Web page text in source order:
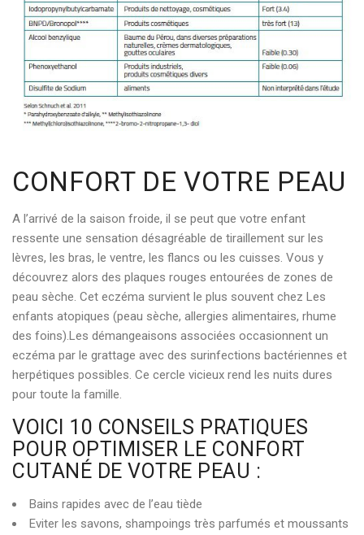
CONFORT DE VOTRE PEAU
A l’arrivé de la saison froide, il se peut que votre enfant
ressente une sensation désagréable de tiraillement sur les
lèvres, les bras, le ventre, les flancs ou les cuisses. Vous y
découvrez alors des plaques rouges entourées de zones de
peau sèche. Cet eczéma survient le plus souvent chez Les
enfants atopiques (peau sèche, allergies alimentaires, rhume
des foins).Les démangeaisons associées occasionnent un
eczéma par le grattage avec des surinfections bactériennes et
herpétiques possibles. Ce cercle vicieux rend les nuits dures
pour toute la famille.
VOICI 10 CONSEILS PRATIQUES
POUR OPTIMISER LE CONFORT
CUTANÉ DE VOTRE PEAU :
Bains rapides avec de l’eau tiède
Eviter les savons, shampoings très parfumés et moussants